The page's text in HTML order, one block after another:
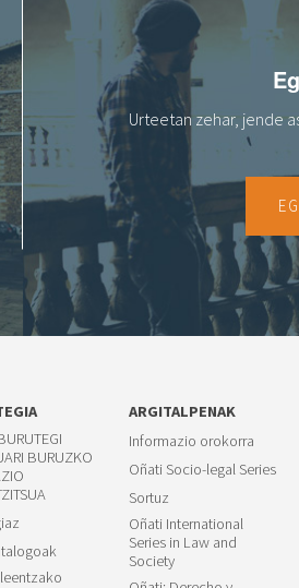
Urteetan zehar, jende
BURUZKO
ARGITALPENAK
Informazio orokorra
Oñati Socio-legal Series
Sortuz
Oñati International
Series in Law and
Society